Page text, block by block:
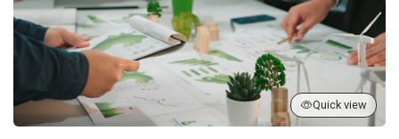
Quick view